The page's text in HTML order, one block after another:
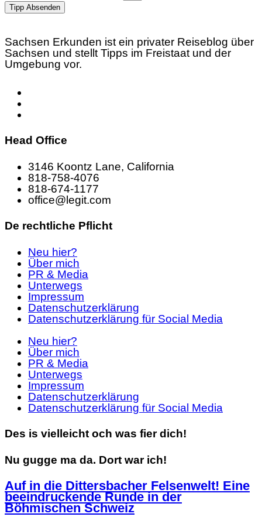
Tipp Absenden
Sachsen Erkunden ist ein privater Reiseblog über
Sachsen und stellt Tipps im Freistaat und der
Umgebung vor.
Head Office
3146 Koontz Lane, California
818-758-4076
818-674-1177
office@legit.com
De rechtliche Pflicht
Neu hier?
Über mich
PR & Media
Unterwegs
Impressum
Datenschutzerklärung
Datenschutzerklärung für Social Media
Neu hier?
Über mich
PR & Media
Unterwegs
Impressum
Datenschutzerklärung
Datenschutzerklärung für Social Media
Des is vielleicht och was fier dich!
Nu gugge ma da. Dort war ich!
Auf in die Dittersbacher Felsenwelt! Eine
beeindruckende Runde in der
Böhmischen Schweiz